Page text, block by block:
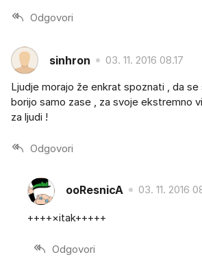
Odgovori
sinhron 03. 11. 2016 08.17
Ljudje morajo že enkrat spoznati , da se
borijo samo zase , za svoje ekstremno
za ljudi !
Odgovori
ooResnicA 03. 11. 2016
++++×itak+++++
Odgovori